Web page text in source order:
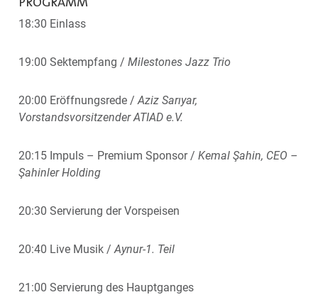
PROGRAMM
18:30 Einlass
19:00 Sektempfang / Milestones Jazz Trio
20:00 Eröffnungsrede /Aziz Sarıyar,
Vorstandsvorsitzender ATIAD e.V.
20:15 Impuls – Premium Sponsor / Kemal Şahin, CEO –
Şahinler Holding
20:30 Servierung der Vorspeisen
20:40 Live Musik /Aynur-1. Teil
21:00 Servierung des Hauptganges